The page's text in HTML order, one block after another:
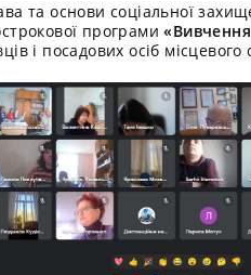
та основи соціальної
програми
і посадових осіб